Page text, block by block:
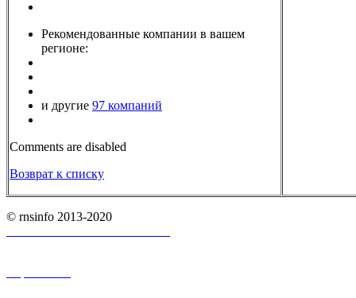
Рекомендованные компании в вашем
регионе:
и другие 97 компаний
Comments are disabled
Возврат к списку
© rnsinfo 2013-2020